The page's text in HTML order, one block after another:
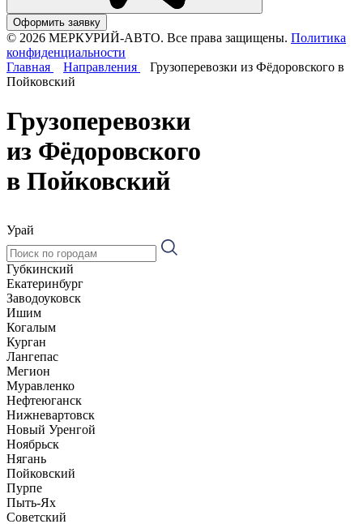
Оформить заявку
© 2026 МЕРКУРИЙ-АВТО. Все права защищены. Политика
конфиденциальности
Главная
Направления
Грузоперевозки из Фёдоровского в
Пойковский
Грузоперевозки
из Фёдоровского
в Пойковский
Урай
Губкинский
Екатеринбург
Заводоуковск
Ишим
Когалым
Курган
Лангепас
Мегион
Муравленко
Нефтеюганск
Нижневартовск
Новый Уренгой
Ноябрьск
Нягань
Пойковский
Пурпе
Пыть-Ях
Советский